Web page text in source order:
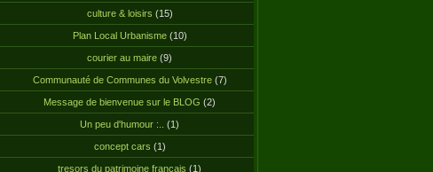
culture & loisirs (15)
Plan Local Urbanisme(10)
courier au maire (9)
Communauté de Communes du Volvestre(7)
Message de bienvenue sur le BLOG (2)
Un peu d'humour :.. (1)
concept cars (1)
tresors du patrimoine francais (1)